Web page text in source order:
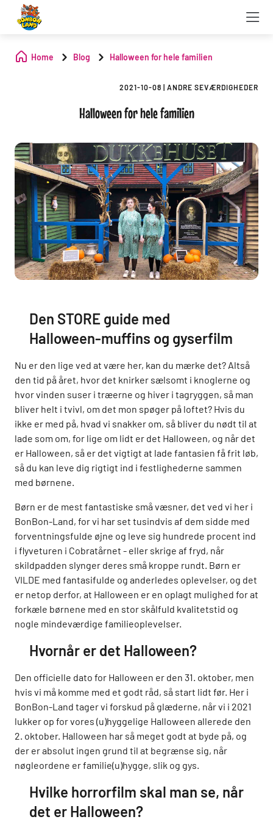
Home Blog Halloween for hele familien
2021-10-08 ANDRE SEVÆRDIGHEDER
Halloween for hele familien
Den STORE guide med
Halloween-muffins og gyserfilm
Nu er den lige ved at være her, kan du mærke det? Altså
den tid på året, hvor det knirker sælsomt i knoglerne og
hvor vinden suser i træerne og hiver i tagryggen, så man
bliver helt i tvivl, om det mon spøger på loftet? Hvis du
ikke er med på, hvad vi snakker om, så bliver du nødt til at
lade som om, for lige om lidt er det Halloween, og når det
er Halloween, så er det vigtigt at lade fantasien få frit løb,
så du kan leve dig rigtigt ind i festlighederne sammen
med børnene.
Børn er de mest fantastiske små væsner, det ved vi her i
BonBon-Land, for vi har set tusindvis af dem sidde med
forventningsfulde øjne og leve sig hundrede procent ind
i flyveturen i Cobratårnet - eller skrige af fryd, når
skildpadden slynger deres små kroppe rundt. Børn er
VILDE med fantasifulde og anderledes oplevelser, og det
er netop derfor, at Halloween er en oplagt mulighed for at
forkæle børnene med en stor skålfuld kvalitetstid og
nogle mindeværdige familieoplevelser.
Hvornår er det Halloween?
Den officielle dato for Halloween er den 31. oktober, men
hvis vi må komme med et godt råd, så start lidt før. Her i
BonBon-Land tager vi forskud på glæderne, når vi i 2021
lukker op for vores (u)hyggelige Halloween allerede den
2. oktober. Halloween har så meget godt at byde på, og
der er absolut ingen grund til at begrænse sig, når
nøgleordene er familie(u)hygge, slik og gys.
Hvilke horrorfilm skal man se, når
det er Halloween?